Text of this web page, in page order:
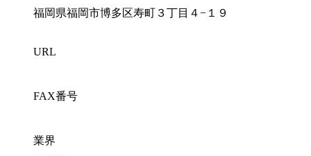
福岡県福岡市博多区寿町３丁目４−１９
URL
FAX番号
業界